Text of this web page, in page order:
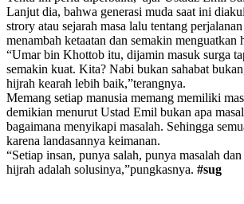
Lanjut dia, bahwa generasi muda saat ini
strory atau sejarah masa lalu tentang
menambah ketaatan dan semakin menguatkan
“Umar bin Khottob itu, dijamin masuk surga
semakin kuat. Kita? Nabi bukan sahabat
hijrah kearah lebih baik,”terangnya.
Memang setiap manusia memang memiliki
demikian menurut Ustad Emil bukan apa
bagaimana menyikapi masalah. Sehingga
karena landasannya keimanan.
“Setiap insan, punya salah, punya masalah
hijrah adalah solusinya,”pungkasnya. #sug